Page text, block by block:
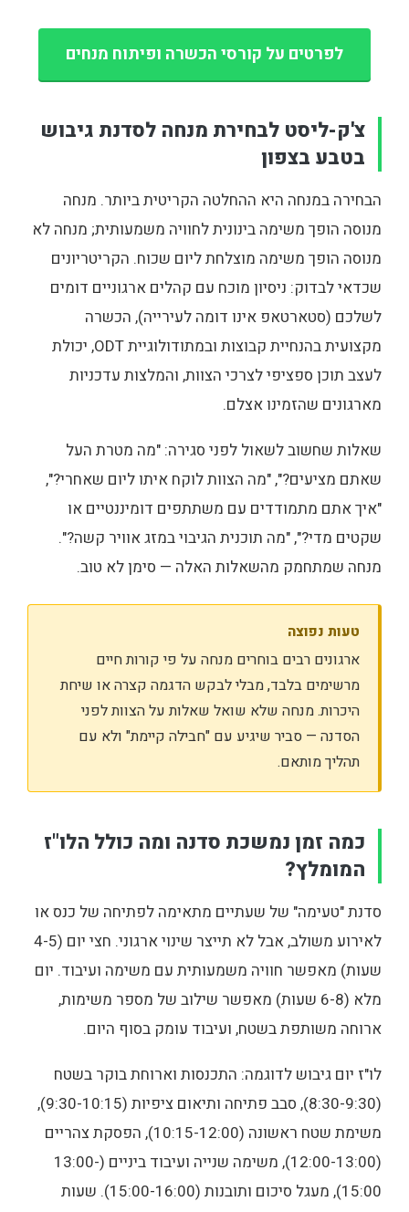
לפרטים על קורסי הכשרה ופיתוח מנחים
צ'ק-ליסט לבחירת מנחה לסדנת גיבוש
בטבע בצפון
הבחירה במנחה היא ההחלטה הקריטית ביותר. מנחה
מנוסה הופך משימה בינונית לחוויה משמעותית; מנחה לא
מנוסה הופך משימה מוצלחת ליום שכוח. הקריטריונים
שכדאי לבדוק: ניסיון מוכח עם קהלים ארגוניים דומים
לשלכם (סטארטאפ אינו דומה לעירייה), הכשרה
מקצועית בהנחיית קבוצות ובמתודולוגיית ODT, יכולת
לעצב תוכן ספציפי לצרכי הצוות, והמלצות עדכניות
מארגונים שהזמינו אצלם.
שאלות שחשוב לשאול לפני סגירה: "מה מטרת העל
שאתם מציעים?", "מה הצוות לוקח איתו ליום שאחרי?",
"איך אתם מתמודדים עם משתתפים דומיננטיים או
שקטים מדי?", "מה תוכנית הגיבוי במזג אוויר קשה?".
מנחה שמתחמק מהשאלות האלה — סימן לא טוב.
טעות נפוצה
ארגונים רבים בוחרים מנחה על פי קורות חיים
מרשימים בלבד, מבלי לבקש הדגמה קצרה או שיחת
היכרות. מנחה שלא שואל שאלות על הצוות לפני
הסדנה — סביר שיגיע עם "חבילה קיימת" ולא עם
תהליך מותאם.
כמה זמן נמשכת סדנה ומה כולל הלו"ז
המומלץ?
סדנת "טעימה" של שעתיים מתאימה לפתיחה של כנס או
לאירוע משולב, אבל לא תייצר שינוי ארגוני. חצי יום (4-5
שעות) מאפשר חוויה משמעותית עם משימה ועיבוד. יום
מלא (6-8 שעות) מאפשר שילוב של מספר משימות,
ארוחה משותפת בשטח, ועיבוד עומק בסוף היום.
לו"ז יום גיבוש לדוגמה: התכנסות וארוחת בוקר בשטח
(8:30-9:30), סבב פתיחה ותיאום ציפיות (9:30-10:15),
משימת שטח ראשונה (10:15-12:00), הפסקת צהריים
(12:00-13:00), משימה שנייה ועיבוד ביניים (13:00-
15:00), מעגל סיכום ותובנות (15:00-16:00). שעות